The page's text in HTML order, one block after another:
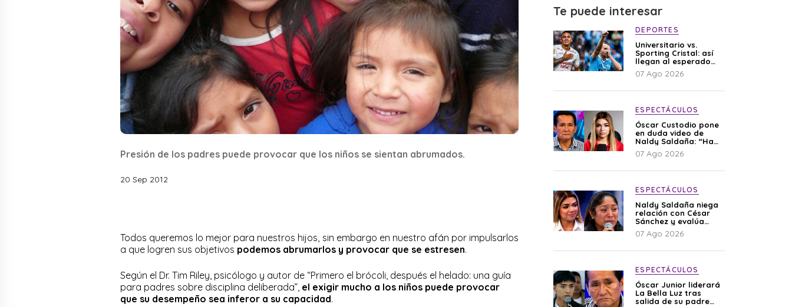
Presión de los padres puede provocar que los niños se sientan abrumados.
20 Sep 2012
Todos queremos lo mejor para nuestros hijos, sin embargo en nuestro afán por impulsarlos
a que logren sus objetivos podemos abrumarlos y provocar que se estresen.
Según el Dr. Tim Riley, psicólogo y autor de “Primero el brócoli, después el helado: una guía
para padres sobre disciplina deliberada”, el exigir mucho a los niños puede provocar
que su desempeño sea inferor a su capacidad.
Te puede interesar
DEPORTES
Universitario vs.
Sporting Cristal: así
llegan al esperado
duelo
07 Ago 2026
ESPECTÁCULOS
Óscar Custodio pone
en duda video de
Naldy Saldaña: “Hay
cosas que de repente
se han editado”
07 Ago 2026
ESPECTÁCULOS
Naldy Saldaña niega
relación con César
Sánchez y evalúa
denunciar a su
esposa: “Es una
07 Ago 2026
ESPECTÁCULOS
Óscar Junior liderará
La Bella Luz tras
salida de su padre